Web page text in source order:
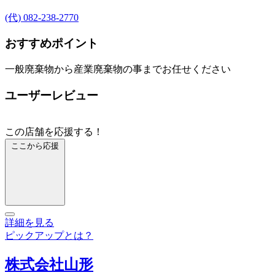
(代) 082-238-2770
おすすめポイント
一般廃棄物から産業廃棄物の事までお任せください
ユーザーレビュー
この店舗を応援する！
ここから応援
詳細を見る
ピックアップとは？
株式会社山形